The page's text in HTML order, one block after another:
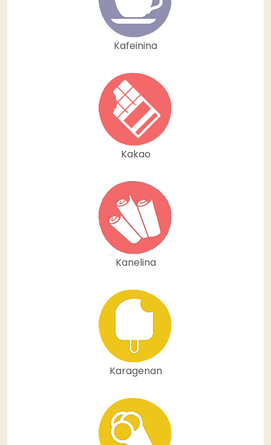
Kafeinina
Kakao
Kanelina
Karagenan